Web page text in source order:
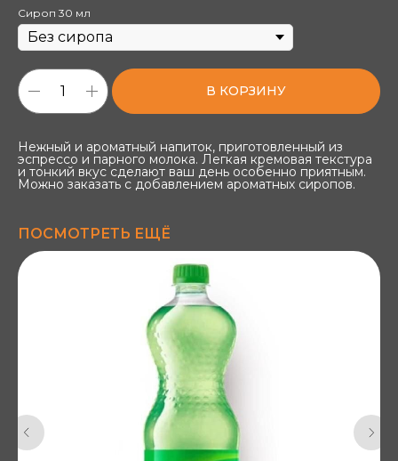
Сироп 30 мл
В КОРЗИНУ
Нежный и ароматный напиток, приготовленный из
эспрессо и парного молока. Легкая кремовая текстура
и тонкий вкус сделают ваш день особенно приятным.
Можно заказать с добавлением ароматных сиропов.
ПОСМОТРЕТЬ ЕЩЁ